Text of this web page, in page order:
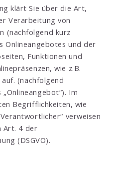
klärt Sie über die Art,
Verarbeitung von
(nachfolgend kurz
Onlineangebotes und der
Funktionen und
wie z.B.
(nachfolgend
Im
Begrifflichkeiten, wie
verweisen
Art. 4 der
(DSGVO).